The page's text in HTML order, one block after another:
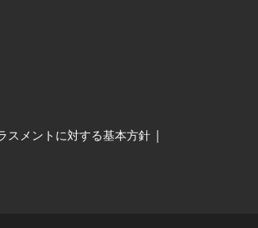
スメントに対する基本方針